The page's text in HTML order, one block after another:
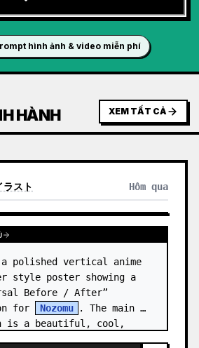
hình ảnh & video miễn phí
HÀNH XEM TẤT CẢ
スト Hôm qua
polished vertical anime
style poster showing a
Before / After”
for
Nozomu
. The main
is a beautiful, cool,